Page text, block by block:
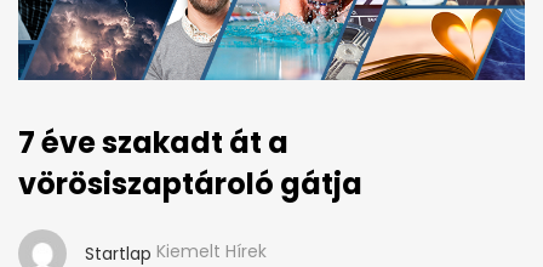
7 éve szakadt át a
vörösiszaptároló gátja
Startlap Kiemelt Hírek